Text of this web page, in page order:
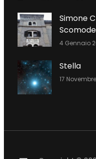
Simone
Scomode
4 Gennaio
Stella
17